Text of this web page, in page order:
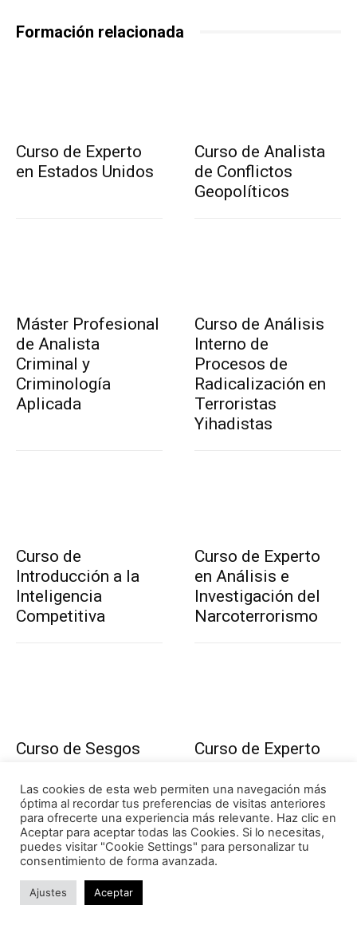
Formación relacionada
Curso de Experto
en Estados Unidos
Curso de Analista
de Conflictos
Geopolíticos
Máster Profesional
de Analista
Criminal y
Criminología
Aplicada
Curso de Análisis
Interno de
Procesos de
Radicalización en
Terroristas
Yihadistas
Curso de
Introducción a la
Inteligencia
Competitiva
Curso de Experto
en Análisis e
Investigación del
Narcoterrorismo
Curso de Sesgos
Esquemas
mentales
Curso de Experto
Análisis
Estratégico (Nivel
3)
TAGS Análisis cambio climático
Las cookies de esta web permiten una navegación más
óptima al recordar tus preferencias de visitas anteriores
para ofrecerte una experiencia más relevante. Haz clic en
Aceptar para aceptar todas las Cookies. Si lo necesitas,
puedes visitar "Cookie Settings" para personalizar tu
consentimiento de forma avanzada.
Ajustes Aceptar